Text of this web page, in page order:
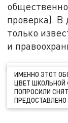
проверка). В
только
и
ИМЕННО ЭТОТ
ЦВЕТ
ПОПРОСИЛИ